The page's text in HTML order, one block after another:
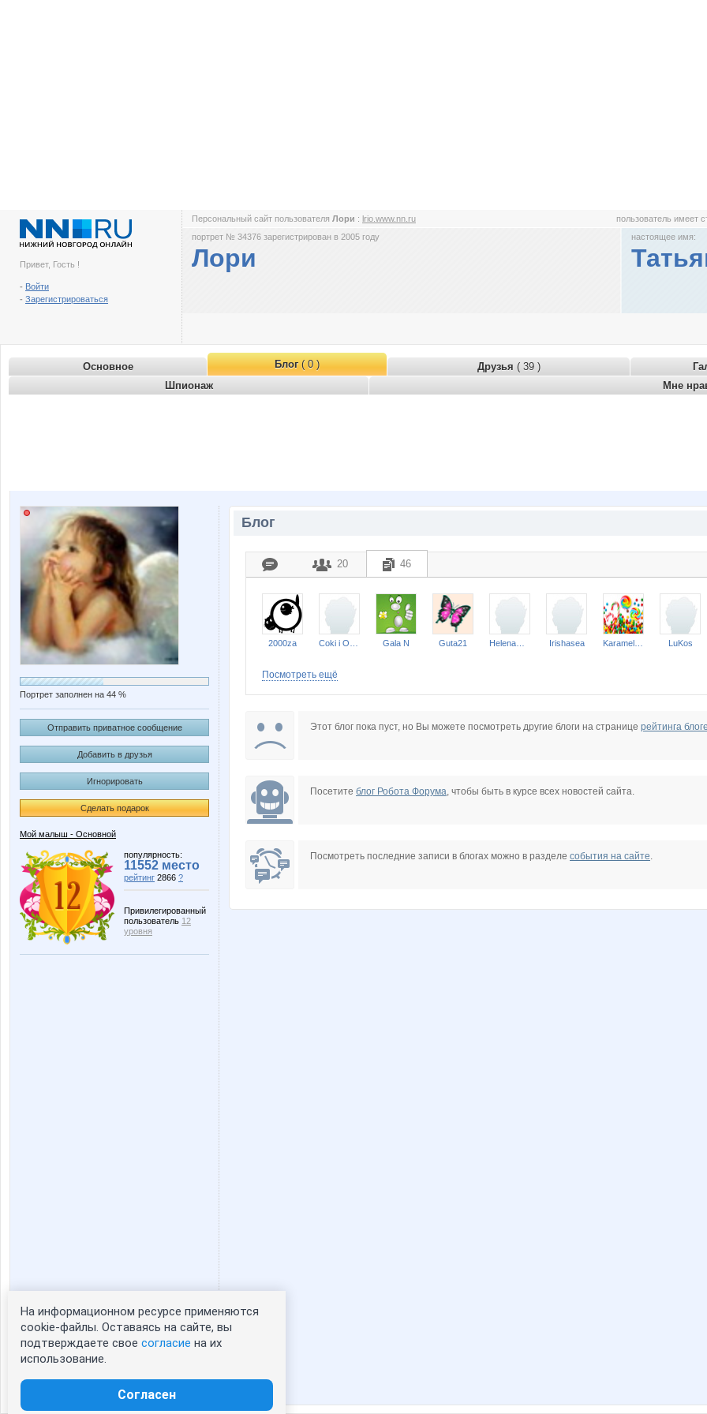
Привет, Гость !
- Войти
- Зарегистрироваться
Персональный сайт пользователя Лори : lrio.www.nn.ru пользователь имеет
портрет № 34376 зарегистрирован в 2005 году
Лори
настоящее имя:
Основное Блог( 0 ) Друзья ( 39 )
Шпионаж
Мне
Портрет заполнен на 44 %
Отправить приватное сообщение
Добавить в друзья
Игнорировать
Сделать подарок
Мой малыш - Основной
популярность:
11552 место
рейтинг 2866 ?
Привилегированный
пользователь 12
уровня
Статистика портрета:
сейчас просматривают портрет - 0
зарегистрированные пользователи
Блог
20 46
2000za Gala N Guta21 Irishasea LuKos
mamastra
Ната13 Солодушка Тюня ТИМ-сп Жужжжа Викулик Восьмерочка
Посмотреть ещё
Этот блог пока пуст, но Вы можете посмотреть другие блоги на странице рейтинга
Посетите блог Робота Форума, чтобы быть в курсе всех новостей сайта.
Посмотреть последние записи в блогах можно в разделе события на сайте.
На информационном ресурсе применяются
cookie-файлы. Оставаясь на сайте, вы
подтверждаете свое согласие на их
использование.
Согласен